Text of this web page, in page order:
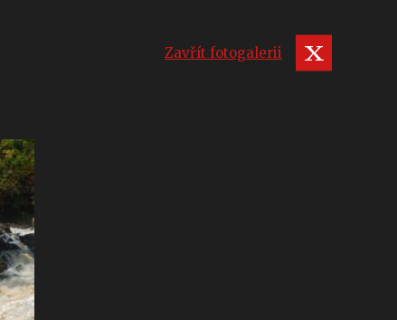
Zavřít fotogalerii